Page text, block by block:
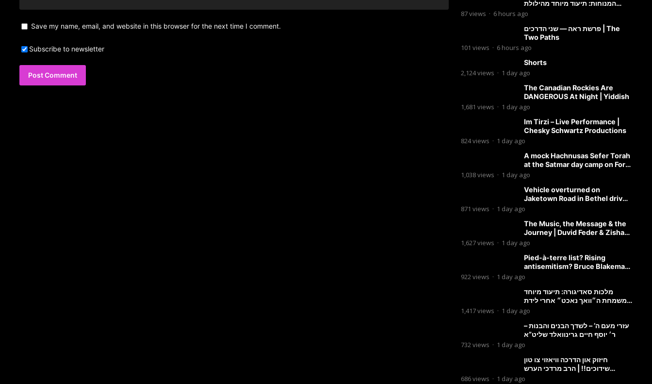
Save my name, email, and website in this browser for the next time I comment.
Subscribe to newsletter
המנוחות: תיעוד מיוחד מהילולת
הרה״ק רבי אהרון מבעלזא זי״ע
87views · 6 hours ago
פרשת ראה — שני הדרכים | The
Two Paths
101 views · 6 hours ago
Shorts
2,124views · 1 day ago
The Canadian Rockies Are
DANGEROUS At Night | Yiddish
1,681 views · 1 day ago
Im Tirzi – Live Performance |
Chesky Schwartz Productions
824views · 1 day ago
A mock Hachnusas Sefer Torah
at the Satmar day camp on Fort
Hamilton Parkway.
1,038views · 1 day ago
Vehicle overturned on
Jaketown Road in Bethel driver
arrested for driving while
871 views · 1 day ago
The Music, the Message & the
Journey | Duvid Feder & Zisha
Surkis | Round Table #11
1,627views · 1 day ago
Pied-à-terre list? Rising
antisemitism? Bruce Blakeman
chances? Podcast with
922views · 1 day ago
מלכות סאדיגורה: תיעוד מיוחד
משמחת ה״וואך נאכט״ אחרי לידת
בן האדמו״ר-פשוט לצפות ולהנות
1,417views · 1 day ago
עזרי מעם ה’ – לשדך הבנים והבנות –
ר׳ יוסף חיים גרינוואלד שליט”א
732views · 1 day ago
חיזוק און הדרכה וויאזוי צו טון
שידוכים!! | הרב מרדכי הערש
שפיצער
686views · 1 day ago